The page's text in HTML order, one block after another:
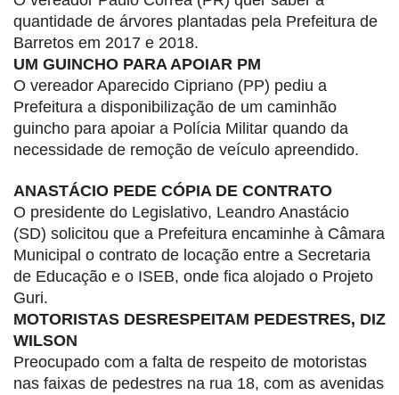
quantidade de árvores plantadas pela Prefeitura de
Barretos em 2017 e 2018.
UM GUINCHO PARA APOIAR PM
O vereador Aparecido Cipriano (PP) pediu a
Prefeitura a disponibilização de um caminhão
guincho para apoiar a Polícia Militar quando da
necessidade de remoção de veículo apreendido.
ANASTÁCIO PEDE CÓPIA DE CONTRATO
O presidente do Legislativo, Leandro Anastácio
(SD) solicitou que a Prefeitura encaminhe à Câmara
Municipal o contrato de locação entre a Secretaria
de Educação e o ISEB, onde fica alojado o Projeto
Guri.
MOTORISTAS DESRESPEITAM PEDESTRES, DIZ
WILSON
Preocupado com a falta de respeito de motoristas
nas faixas de pedestres na rua 18, com as avenidas